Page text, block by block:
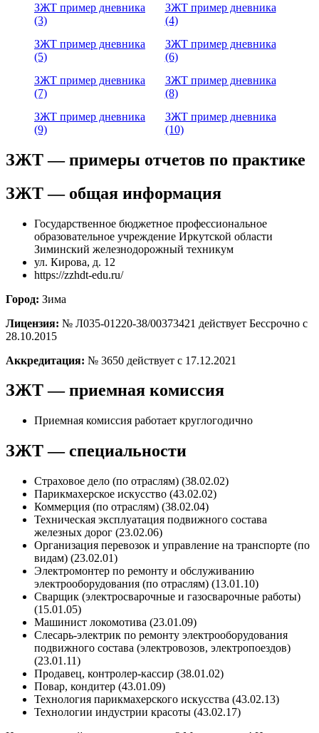
ЗЖТ пример дневника
(3)
ЗЖТ пример дневника
(4)
ЗЖТ пример дневника
(5)
ЗЖТ пример дневника
(6)
ЗЖТ пример дневника
(7)
ЗЖТ пример дневника
(8)
ЗЖТ пример дневника
(9)
ЗЖТ пример дневника
(10)
ЗЖТ — примеры отчетов по практике
ЗЖТ — общая информация
Государственное бюджетное профессиональное
образовательное учреждение Иркутской области
Зиминский железнодорожный техникум
ул. Кирова, д. 12
https://zzhdt-edu.ru/
Город: Зима
Лицензия: № Л035-01220-38/00373421 действует Бессрочно с
28.10.2015
Аккредитация: № 3650 действует с 17.12.2021
ЗЖТ — приемная комиссия
Приемная комиссия работает круглогодично
ЗЖТ — специальности
Страховое дело (по отраслям) (38.02.02)
Парикмахерское искусство (43.02.02)
Коммерция (по отраслям) (38.02.04)
Техническая эксплуатация подвижного состава
железных дорог (23.02.06)
Организация перевозок и управление на транспорте (по
видам) (23.02.01)
Электромонтер по ремонту и обслуживанию
электрооборудования (по отраслям) (13.01.10)
Сварщик (электросварочные и газосварочные работы)
(15.01.05)
Машинист локомотива (23.01.09)
Слесарь-электрик по ремонту электрооборудования
подвижного состава (электровозов, электропоездов)
(23.01.11)
Продавец, контролер-кассир (38.01.02)
Повар, кондитер (43.01.09)
Технология парикмахерского искусства (43.02.13)
Технологии индустрии красоты (43.02.17)